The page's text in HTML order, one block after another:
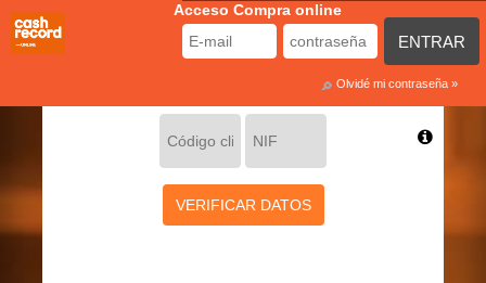
Acceso Compra online
ENTRAR
Olvidé mi contraseña »
SI ERES CLIENTE DE CASH RECORD
Regístrate en la compra online
VERIFICAR DATOS